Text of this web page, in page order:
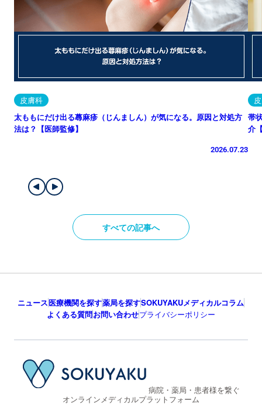
皮膚科
太ももにだけ出る蕁麻疹（じんましん）が気になる。原因と対処方
法は？【医師監修】
2026.07.23
帯
介
すべての記事へ
ニュース医療機関を探す薬局を探すSOKUYAKUメディカルコラム
よくある質問お問い合わせプライバシーポリシー
病院・薬局・患者様を繋ぐ
オンラインメディカルプラットフォーム